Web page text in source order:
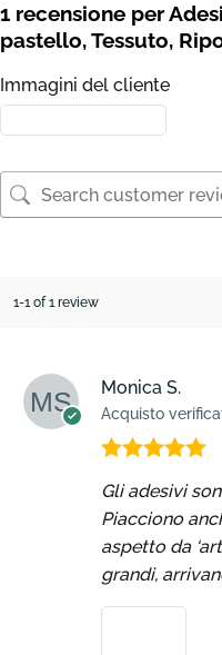
1 recensione per
pastello, Tessuto,
Immagini del cliente
1-1 of 1 review
Monica S.
Acquisto
su 5
Gli adesivi
Piacciono
aspetto da
grandi,